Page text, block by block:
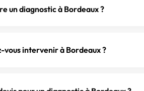
pour tout lot en copropriété. Le
un diagnostic à Bordeaux ?
jusqu'à 4h. Nous convenons d'un
vous intervenir à Bordeaux ?